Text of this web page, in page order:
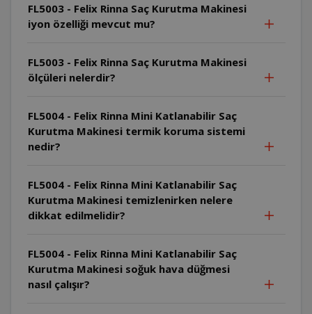
FL5003 - Felix Rinna Saç Kurutma Makinesi
iyon özelliği mevcut mu?
FL5003 - Felix Rinna Saç Kurutma Makinesi
ölçüleri nelerdir?
FL5004 - Felix Rinna Mini Katlanabilir Saç
Kurutma Makinesi termik koruma sistemi
nedir?
FL5004 - Felix Rinna Mini Katlanabilir Saç
Kurutma Makinesi temizlenirken nelere
dikkat edilmelidir?
FL5004 - Felix Rinna Mini Katlanabilir Saç
Kurutma Makinesi soğuk hava düğmesi
nasıl çalışır?